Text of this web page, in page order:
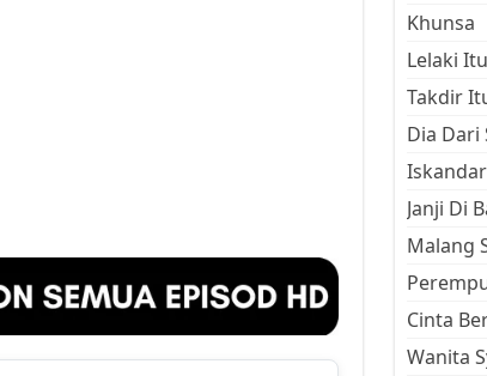
Khunsa
Lelaki Itu
Takdir
Dia Dari
Janji Di
Malang
Cinta
Wanita